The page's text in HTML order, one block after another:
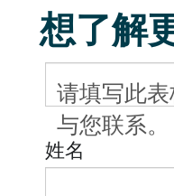
想了解
请填写此
与您联系。
姓名